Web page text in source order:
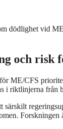
dödlighet vid
och risk
ME/CFS
i riktlinjerna från
särskilt
Forskningen